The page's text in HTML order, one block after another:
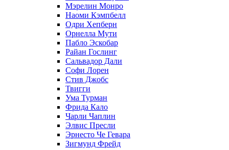
Мэрелин Монро
Наоми Кэмпбелл
Одри Хепберн
Орнелла Мути
Пабло Эскобар
Райан Гослинг
Сальвадор Дали
Софи Лорен
Стив Джобс
Твигги
Ума Турман
Фрида Кало
Чарли Чаплин
Элвис Пресли
Эрнесто Че Гевара
Зигмунд Фрейд